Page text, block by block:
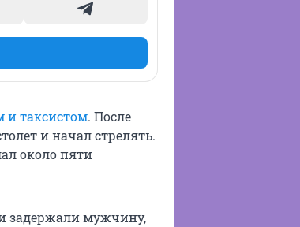
таксистом. После
и начал стрелять.
около пяти
задержали мужчину,